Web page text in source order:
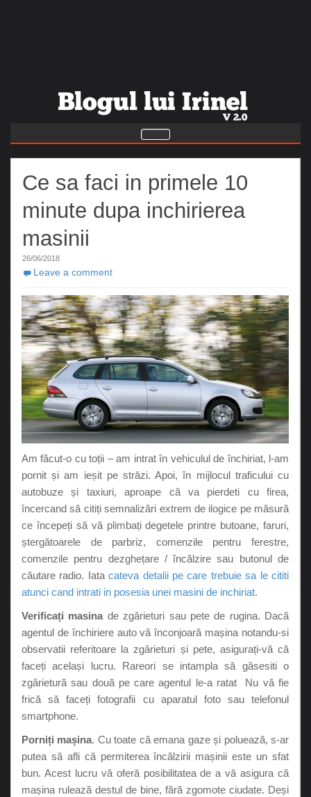
Ce sa faci in primele 10
minute dupa inchirierea
masinii
26/06/2018
Leave a comment
Am făcut-o cu toții – am intrat în vehiculul de închiriat, l-am
pornit și am ieșit pe străzi. Apoi, în mijlocul traficului cu
autobuze și taxiuri, aproape că va pierdeti cu firea,
încercand să citiți semnalizări extrem de ilogice pe măsură
ce începeți să vă plimbați degetele printre butoane, faruri,
ștergătoarele de parbriz, comenzile pentru ferestre,
comenzile pentru dezghețare / încălzire sau butonul de
căutare radio. Iatacateva detalii pe care trebuie sa le cititi
atunci cand intrati in posesia unei masini de inchiriat.
Verificați masinade zgârieturi sau pete de rugina. Dacă
agentul de închiriere auto vă înconjoară mașina notandu-si
observatii referitoare la zgârieturi și pete, asigurați-vă că
faceți același lucru. Rareori se intampla să găsesiti o
zgârietură sau două pe care agentul le-a ratat Nu vă fie
frică să faceți fotografii cu aparatul foto sau telefonul
smartphone.
Porniți mașina. Cu toate că emana gaze și poluează, s-ar
putea să afli că permiterea încălzirii mașinii este un sfat
bun. Acest lucru vă oferă posibilitatea de a vă asigura că
mașina rulează destul de bine, fără zgomote ciudate. Deși